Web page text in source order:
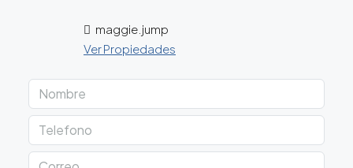
maggie.jump
Ver Propiedades